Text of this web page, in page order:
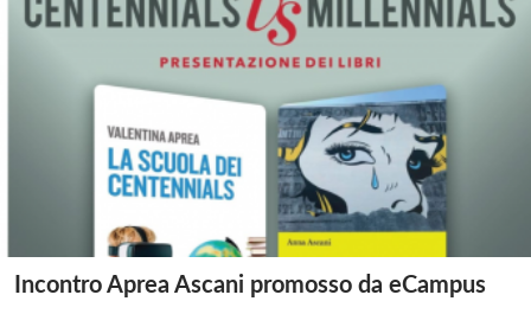
Incontro Aprea Ascani promosso da eCampus